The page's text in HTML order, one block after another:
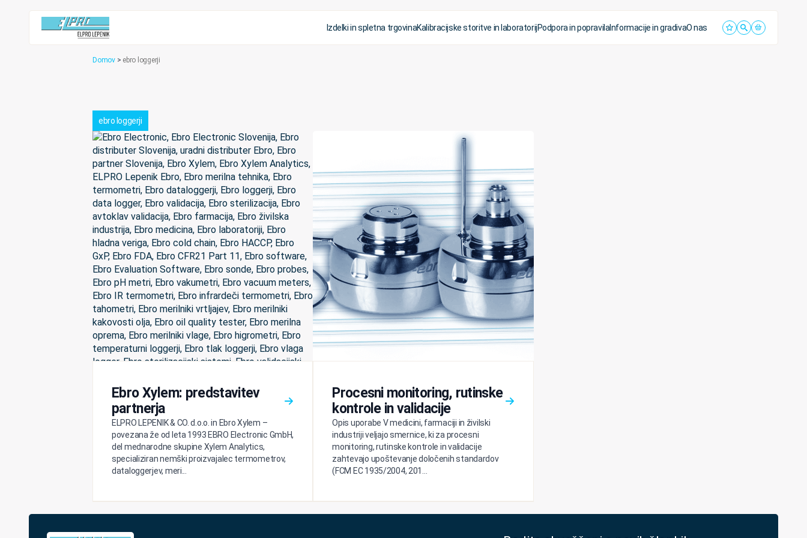
Izdelki in spletna trgovinaKalibracijske storitve in laboratorijPodpora in popravilaInformacije in gradivaO nas
Domov > ebro loggerji
ebro loggerji
Ebro Xylem: predstavitev
partnerja
ELPRO LEPENIK & CO. d.o.o. in Ebro Xylem –
povezana že od leta 1993 EBRO Electronic GmbH,
del mednarodne skupine Xylem Analytics,
specializiran nemški proizvajalec termometrov,
dataloggerjev, meri...
Procesni monitoring, rutinske
kontrole in validacije
Opis uporabe V medicini, farmaciji in živilski
industriji veljajo smernice, ki za procesni
monitoring, rutinske kontrole in validacije
zahtevajo upoštevanje določenih standardov
(FCM EC 1935/2004, 201...